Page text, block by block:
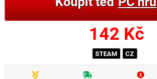
142 Kč
STEAM CZ